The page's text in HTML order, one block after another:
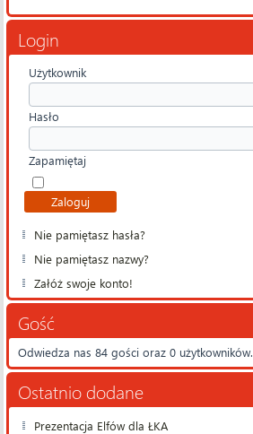
Login
Użytkownik
Hasło
Zapamiętaj
Nie pamiętasz hasła?
Nie pamiętasz nazwy?
Załóż swoje konto!
Gość
Odwiedza nas 84 gości oraz 0 użytkowników.
Ostatnio dodane
Prezentacja Elfów dla ŁKA